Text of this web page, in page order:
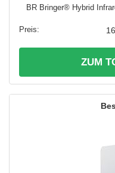
BR Bringer® Hybrid
ZUM